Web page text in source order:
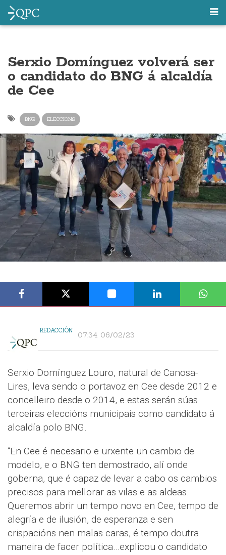
Serxio Domínguez volverá ser
o candidato do BNG á alcaldía
de Cee
BNG ELECCIONS
REDACCIÓN 07:34 06/02/23
Serxio Domínguez Louro, natural de Canosa-
Lires, leva sendo o portavoz en Cee desde 2012 e
concelleiro desde o 2014, e estas serán súas
terceiras eleccións municipais como candidato á
alcaldía polo BNG.
“En Cee é necesario e urxente un cambio de
modelo, e o BNG ten demostrado, alí onde
goberna, que é capaz de levar a cabo os cambios
precisos para mellorar as vilas e as aldeas.
Queremos abrir un tempo novo en Cee, tempo de
alegría e de ilusión, de esperanza e sen
crispacións nen malas caras, é tempo doutra
maneira de facer política…explicou o candidato